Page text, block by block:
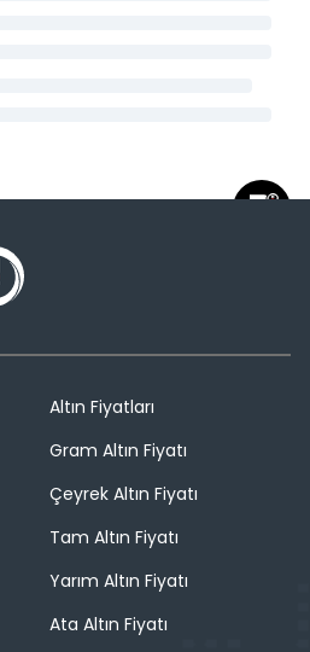
Altın Fiyatları
Gram Altın Fiyatı
Çeyrek Altın Fiyatı
Tam Altın Fiyatı
Yarım Altın Fiyatı
Ata Altın Fiyatı